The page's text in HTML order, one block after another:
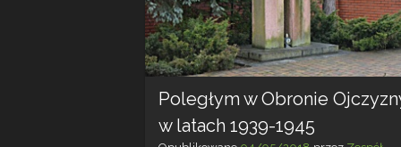
Poległym w Obronie
w latach 1939-1945